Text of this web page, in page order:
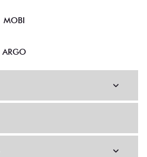
MOBI
ARGO